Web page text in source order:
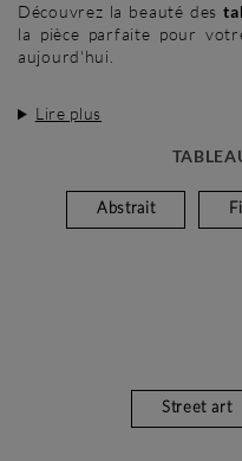
Découvrez la beauté des
la pièce parfaite pour
aujourd'hui.
Lire plus
Abstrait
Street art